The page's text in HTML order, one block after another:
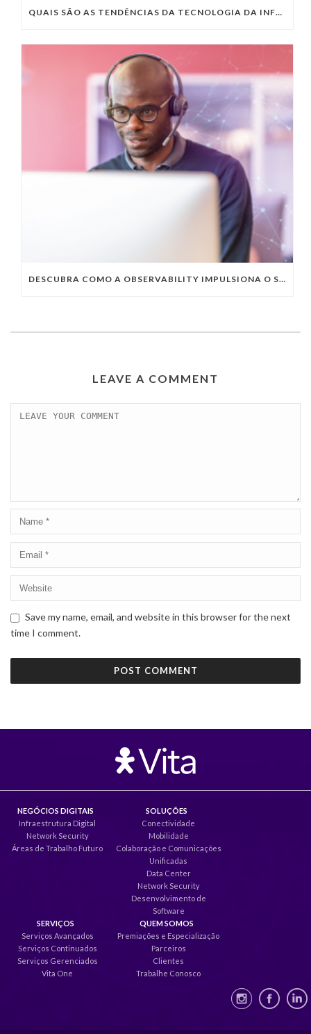
QUAIS SÃO AS TENDÊNCIAS DA TECNOLOGIA DA INFORMAÇÃO PARA 2023?
DESCUBRA COMO A OBSERVABILITY IMPULSIONA O SUCESSO DO SEU NEGÓCIO
LEAVE A COMMENT
Save my name, email, and website in this browser for the next
time I comment.
NEGÓCIOS DIGITAIS
Infraestrutura Digital
Network Security
Áreas de Trabalho Futuro
SOLUÇÕES
Conectividade
Mobilidade
Colaboração e Comunicações
Unificadas
Data Center
Network Security
Desenvolvimento de
Software
SERVIÇOS
Serviços Avançados
Serviços Continuados
Serviços Gerenciados
Vita One
QUEM SOMOS
Premiações e Especialização
Parceiros
Clientes
Trabalhe Conosco